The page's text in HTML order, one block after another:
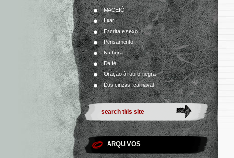
MACEIÓ
Luar
Escrita e sexo
Pensamento
Na hora
Da fé
Oração à rubro-negra
Das cinzas, carnaval
ARQUIVOS